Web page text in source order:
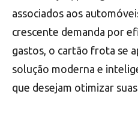
associados aos
crescente demanda por
gastos, o cartão frota se
solução moderna e
que desejam otimizar